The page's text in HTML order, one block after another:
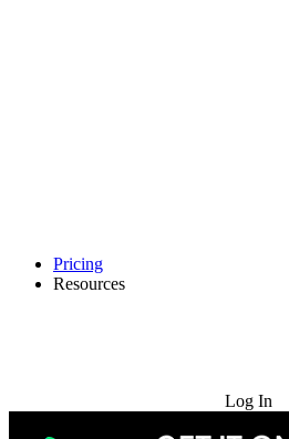
Pricing
Resources
Log In